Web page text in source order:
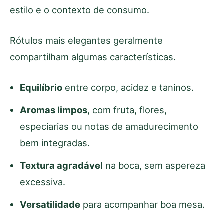
estilo e o contexto de consumo.
Rótulos mais elegantes geralmente
compartilham algumas características.
Equilíbrio entre corpo, acidez e taninos.
Aromas limpos, com fruta, flores,
especiarias ou notas de amadurecimento
bem integradas.
Textura agradável na boca, sem aspereza
excessiva.
Versatilidade para acompanhar boa mesa.